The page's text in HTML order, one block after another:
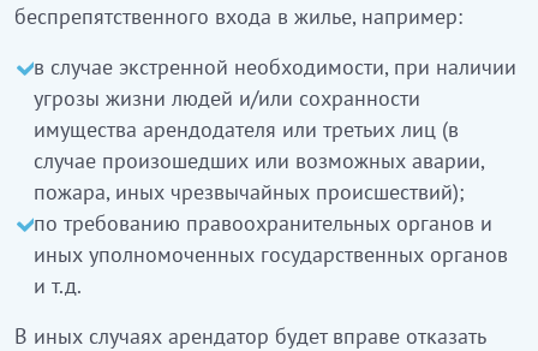
беспрепятственного входа в жилье, например:
в случае экстренной необходимости, при наличии
угрозы жизни людей и/или сохранности
имущества арендодателя или третьих лиц (в
случае произошедших или возможных аварии,
пожара, иных чрезвычайных происшествий);
по требованию правоохранительных органов и
иных уполномоченных государственных органов
и т.д.
В иных случаях арендатор будет вправе отказать